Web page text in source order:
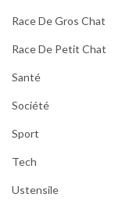
Race De Gros Chat
Race De Petit Chat
Santé
Société
Sport
Tech
Ustensile